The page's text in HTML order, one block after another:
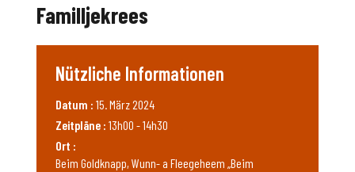
Familljekrees
Nützliche Informationen
Datum : 15. März 2024
Zeitpläne : 13h00 - 14h30
Ort :
Beim Goldknapp, Wunn- a Fleegeheem „Beim